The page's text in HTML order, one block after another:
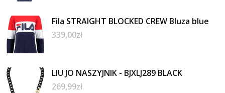
Fila STRAIGHT BLOCKED CREW Bluza blue
339,00zł
LIU JO NASZYJNIK - BJXLJ289 BLACK
269,99zł